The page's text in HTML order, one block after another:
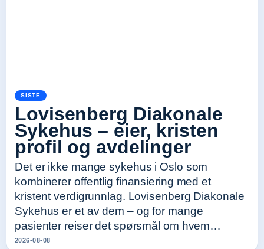
SISTE
Lovisenberg Diakonale
Sykehus – eier, kristen
profil og avdelinger
Det er ikke mange sykehus i Oslo som
kombinerer offentlig finansiering med et
kristent verdigrunnlag. Lovisenberg Diakonale
Sykehus er et av dem – og for mange
pasienter reiser det spørsmål om hvem…
2026-08-08